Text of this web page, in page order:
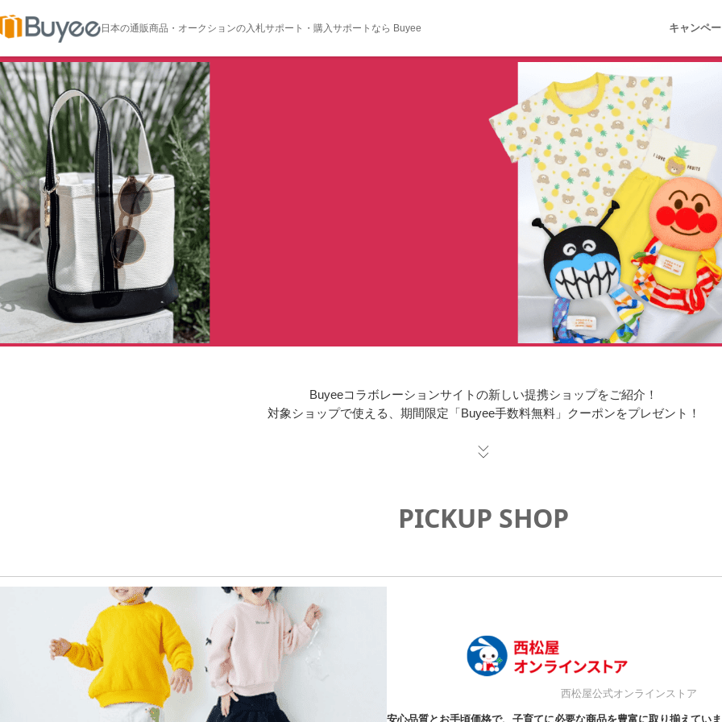
日本の通販商品・オークションの入札サポート・購入サポートなら Buyee キャンペ
Buyeeコラボレーションサイトの新しい提携ショップをご紹介！
対象ショップで使える、期間限定「Buyee手数料無料」クーポンをプレゼント！
PICKUP SHOP
西松屋公式オンラインストア
安心品質とお手頃価格で、子育てに必要な商品を豊富に取り揃えてい